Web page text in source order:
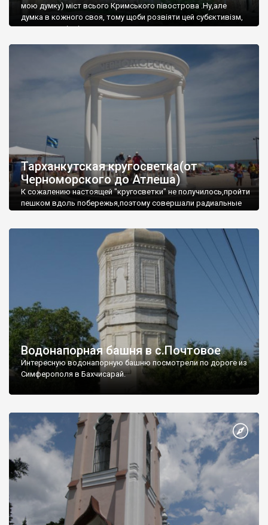
мою думку) міст всього Кримського півострова .Ну,але
думка в кожного своя, тому щоби розвіяти цей субєктивізм,
запрошую відвідати це
Тарханкутская кругосветка(от
Черноморского до Атлеша)
К сожалению настоящей "кругосветки" не получилось,пройти
пешком вдоль побережья,поэтому совершали радиальные
Водонапорная башня в с.Почтовое
Интересную водонапорную башню посмотрели по дороге из
Симферополя в Бахчисарай.